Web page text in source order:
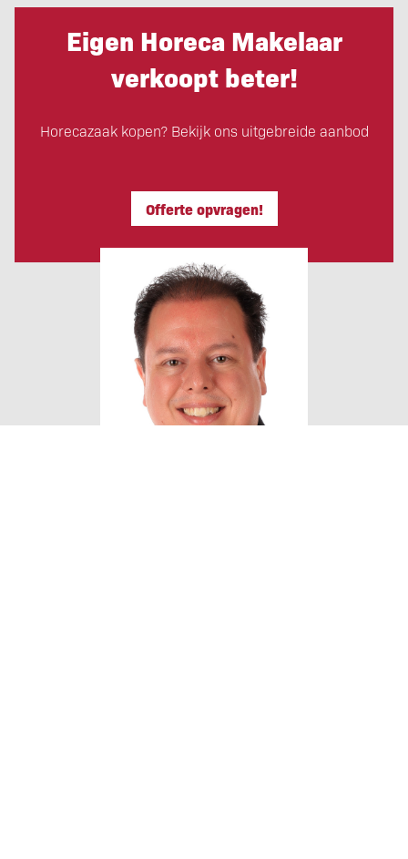
Eigen Horeca Makelaar
verkoopt beter!
Horecazaak kopen? Bekijk ons uitgebreide aanbod
Offerte opvragen!